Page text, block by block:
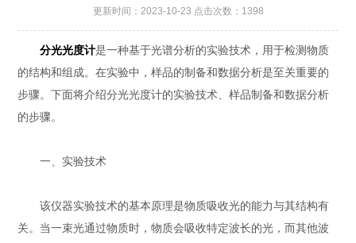
更新时间：2023-10-23 点击次数：1398
分光光度计是一种基于光谱分析的实验技术，用于检测物质
的结构和组成。在实验中，样品的制备和数据分析是至关重要的
步骤。下面将介绍分光光度计的实验技术、样品制备和数据分析
的步骤。
一、实验技术
该仪器实验技术的基本原理是物质吸收光的能力与其结构有
关。当一束光通过物质时，物质会吸收特定波长的光，而其他波